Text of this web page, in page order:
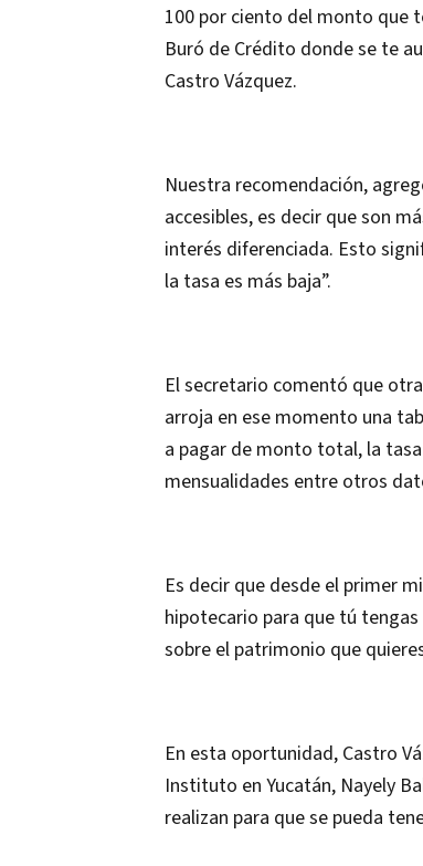
100 por ciento del monto que
Buró de Crédito donde se te
Castro Vázquez.
Nuestra recomendación,
accesibles, es decir que son
interés diferenciada. Esto
la tasa es más baja”.
El secretario comentó que
arroja en ese momento una
a pagar de monto total, la
mensualidades entre otros
Es decir que desde el primer
hipotecario para que tú
sobre el patrimonio que
En esta oportunidad, Castro
Instituto en Yucatán, Nayely
realizan para que se pueda